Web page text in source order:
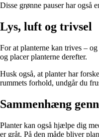
Disse grønne pauser har også
Lys, luft og trivsel
For at planterne kan trives –
og placer planterne derefter.
Husk også, at planter har
rummets forhold, undgår du
Sammenhæng
Planter kan også hjælpe dig
er gråt. På den måde bliver